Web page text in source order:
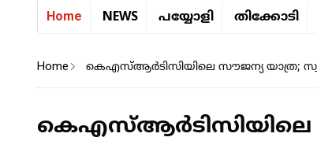
Home NEWS പയ്യോളി തിക്കോടി
Home കെഎസ്ആർടിസിയിലെ സൗജന്യ യാത്ര;
കെഎസ്ആർടിസിയിലെ